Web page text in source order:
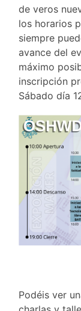
de veros
los horarios
siempre
avance del
máximo
inscripción
Sábado día
Podéis ver